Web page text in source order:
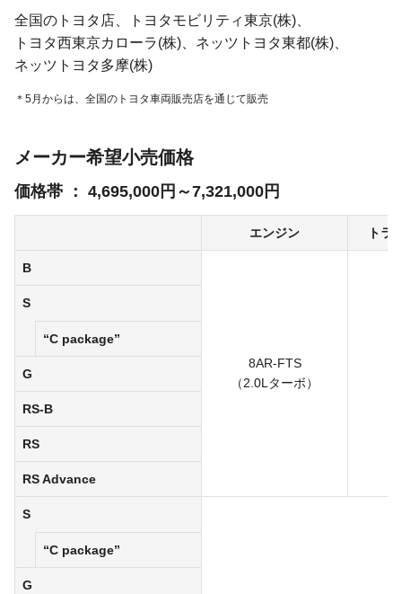
全国のトヨタ店、
トヨタモビリティ東京(株)、
トヨタ西東京カローラ(株)、 ネッツトヨタ東都(株)、
ネッツトヨタ多摩(株)
5月からは、全国のトヨタ車両販売店を通じて販売
メーカー希望小売価格
価格帯 ： 4,695,000円～7,321,000円
エンジン トラ
B
8AR-FTS
（2.0Lターボ）
S
“C package”
G
RS-B
RS
RS Advance
S
“C package”
G